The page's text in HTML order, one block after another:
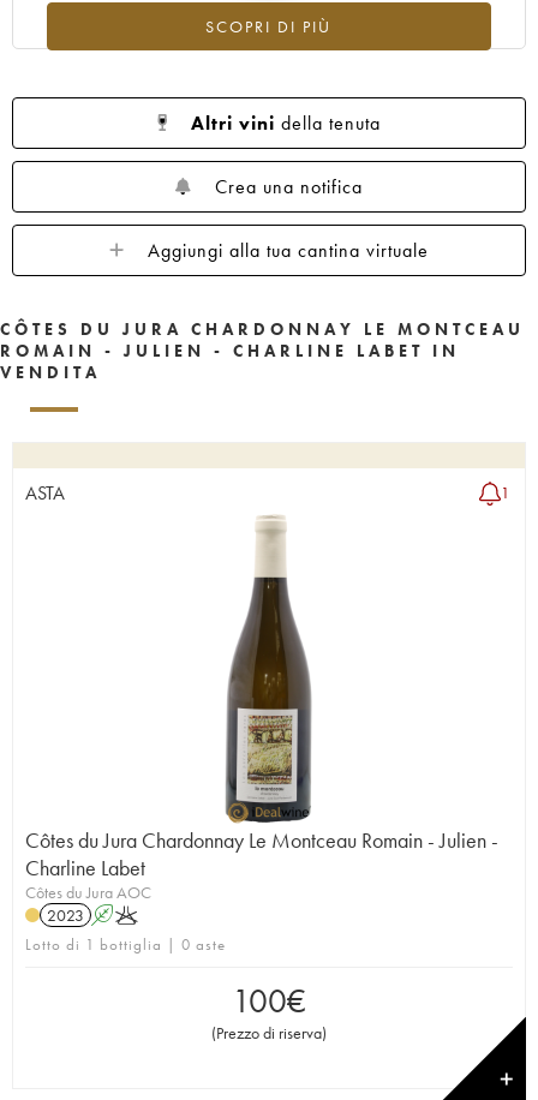
SCOPRI DI PIÙ
Altri vini della tenuta
Crea una notifica
Aggiungi alla tua cantina virtuale
CÔTES DU JURA CHARDONNAY LE MONTCEAU
ROMAIN - JULIEN - CHARLINE LABET IN
VENDITA
ASTA 1
Côtes du Jura Chardonnay Le Montceau Romain - Julien -
Charline Labet
Côtes du Jura AOC
2023 AK
Lotto di 1 bottiglia | 0 aste
100€
(Prezzo di riserva)
✕